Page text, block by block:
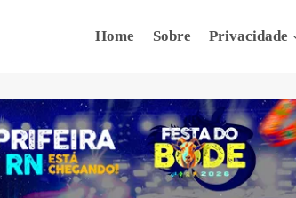
Home Sobre Privacidade